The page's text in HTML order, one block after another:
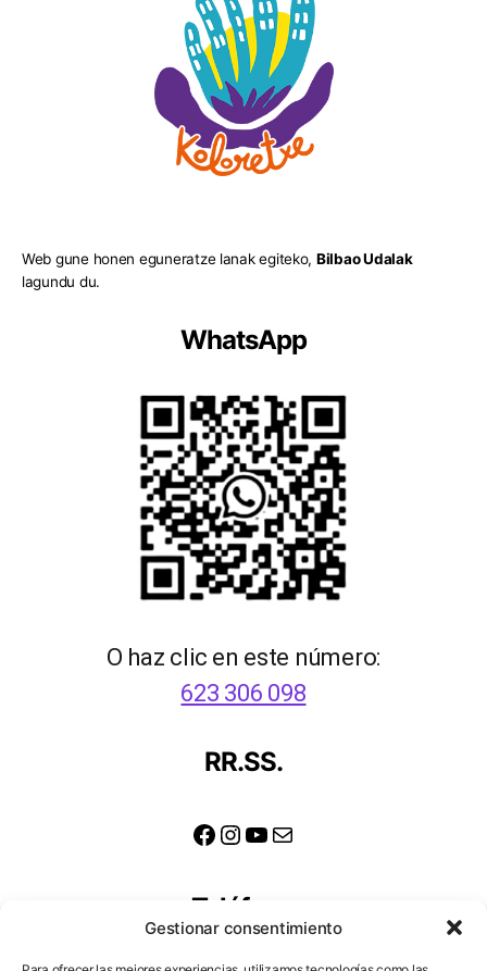
Gestionar consentimiento
Web gune honen eguneratze lanak egiteko, Bilbao Udalak
lagundu du.
WhatsApp
O haz clic en este número:
623 306 098
RR.SS.
Facebook
Instagram
YouTube
Correo electrónico
Teléfono
623 306 098